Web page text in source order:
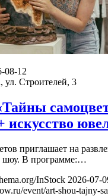
08-12
ул. Строителей, 3
искусство
приглашает на
шоу. В программе:…
InStock 2026-07-
event/art-shou-tajny-